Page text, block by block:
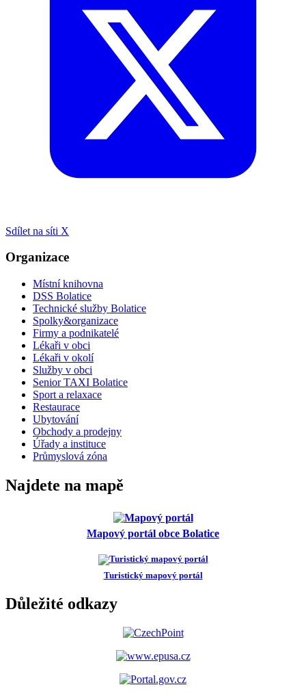
Sdílet na síti X
Organizace
Místní knihovna
DSS Bolatice
Technické služby Bolatice
Spolky&organizace
Firmy a podnikatelé
Lékaři v obci
Lékaři v okolí
Služby v obci
Senior TAXI Bolatice
Sport a relaxace
Restaurace
Ubytování
Obchody a prodejny
Úřady a instituce
Průmyslová zóna
Najdete na mapě
Mapový portál obce Bolatice
Turistický mapový portál
Důležité odkazy